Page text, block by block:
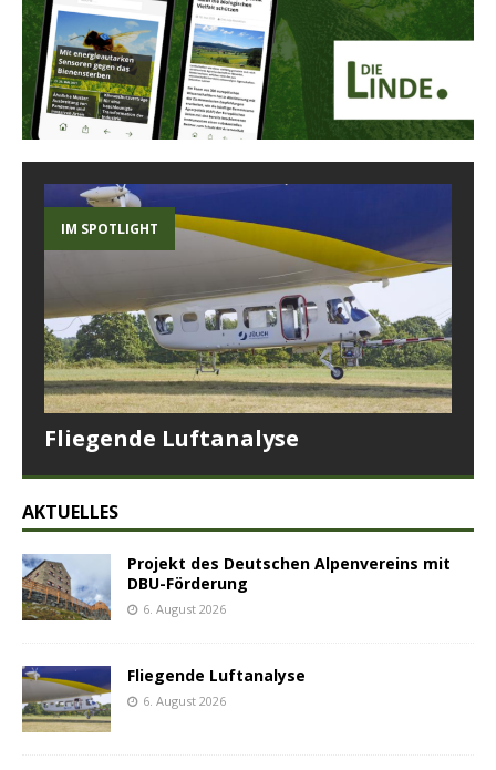
IM SPOTLIGHT
Fliegende Luftanalyse
AKTUELLES
Projekt des Deutschen Alpenvereins mit
DBU-Förderung
6. August 2026
Fliegende Luftanalyse
6. August 2026